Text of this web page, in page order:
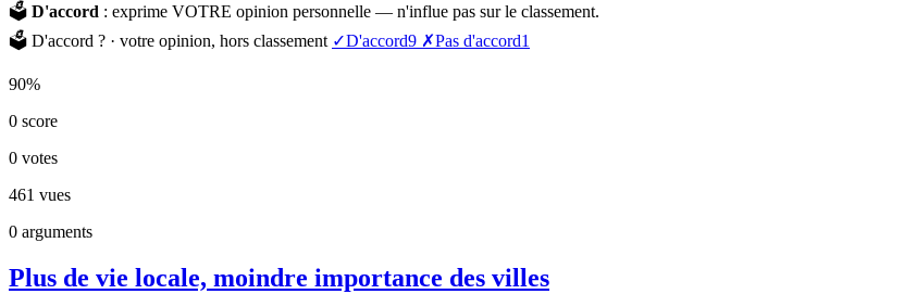
🗳️ D'accord : exprime VOTRE opinion personnelle — n'influe pas sur le classement.
🗳️ D'accord ? · votre opinion, hors classement ✓D'accord9 ✗Pas d'accord1
90%
0 score
0 votes
461 vues
0 arguments
Plus de vie locale, moindre importance des villes